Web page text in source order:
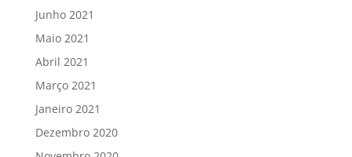
Junho 2021
Maio 2021
Abril 2021
Março 2021
Janeiro 2021
Dezembro 2020